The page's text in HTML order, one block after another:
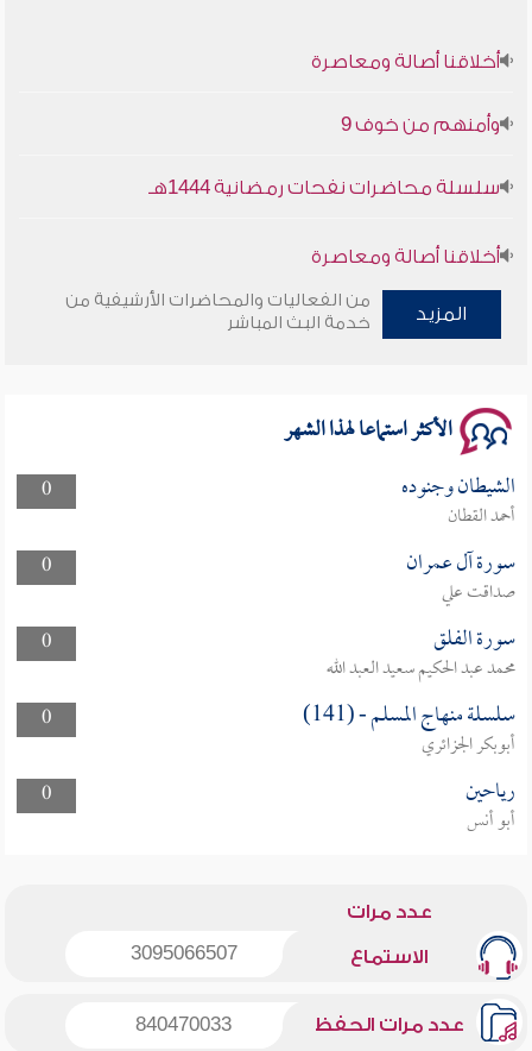
أخلاقنا أصالة ومعاصرة
وأمنهم من خوف 9
سلسلة محاضرات نفحات رمضانية 1444هـ
أخلاقنا أصالة ومعاصرة
وأمنهم من خوف 9
المزيد
من الفعاليات والمحاضرات الأرشيفية من
خدمة البث المباشر
الأكثر استماعا لهذا الشهر
0 الشيطان وجنوده
أحمد القطان
0
سورة آل عمران
صداقت علي
0
سورة الفلق
محمد عبد الحكيم سعيد العبد الله
0
سلسلة منهاج المسلم - (141)
أبوبكر الجزائري
0
رياحين
أبو أنس
عدد مرات
الاستماع 3095066507
عدد مرات الحفظ 840470033